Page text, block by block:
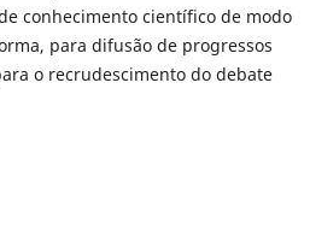
conhecimento científico de modo
para difusão de progressos
o recrudescimento do debate